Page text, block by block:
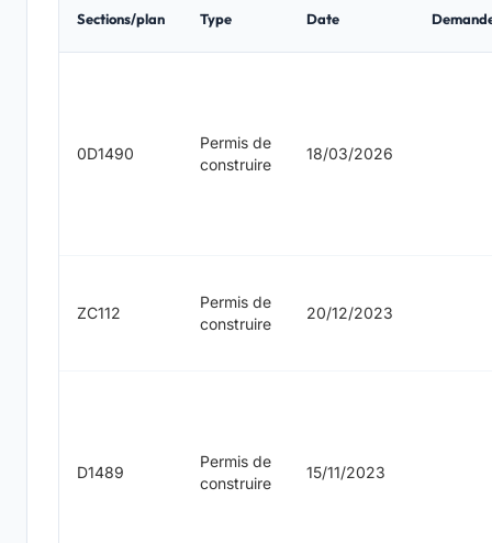
Sections/plan Type Date
0D1490
Permis de
construire
18/03/2026
ZC112
Permis de
construire
20/12/2023
D1489
Permis de
construire
15/11/2023